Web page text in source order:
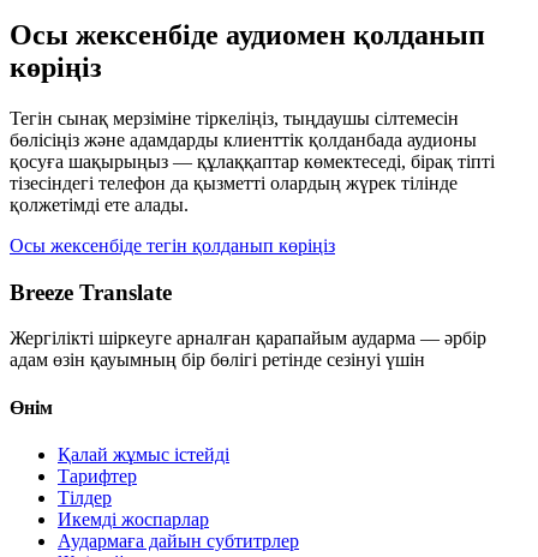
Осы жексенбіде аудиомен қолданып
көріңіз
Тегін сынақ мерзіміне тіркеліңіз, тыңдаушы сілтемесін
бөлісіңіз және адамдарды клиенттік қолданбада аудионы
қосуға шақырыңыз — құлаққаптар көмектеседі, бірақ тіпті
тізесіндегі телефон да қызметті олардың жүрек тілінде
қолжетімді ете алады.
Осы жексенбіде тегін қолданып көріңіз
Breeze Translate
Жергілікті шіркеуге арналған қарапайым аударма — әрбір
адам өзін қауымның бір бөлігі ретінде сезінуі үшін
Өнім
Қалай жұмыс істейді
Тарифтер
Тілдер
Икемді жоспарлар
Аудармаға дайын субтитрлер